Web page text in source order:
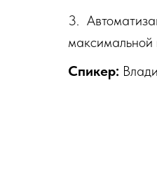
3.
максимальной
Спикер: